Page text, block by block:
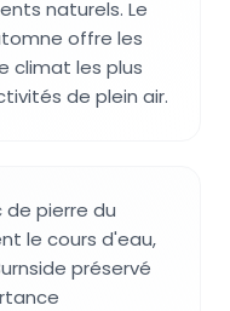
naturels. Le
offre les
climat les plus
de plein air.
de pierre du
le cours d'eau,
préservé